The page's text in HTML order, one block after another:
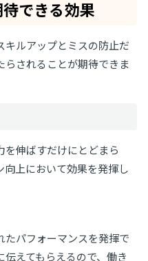
できる効果
キルアップとミスの防止だ
らされることが期待できま
を伸ばすだけにとどまら
向上において効果を発揮し
たパフォーマンスを発揮で
えてもらえるので、働き